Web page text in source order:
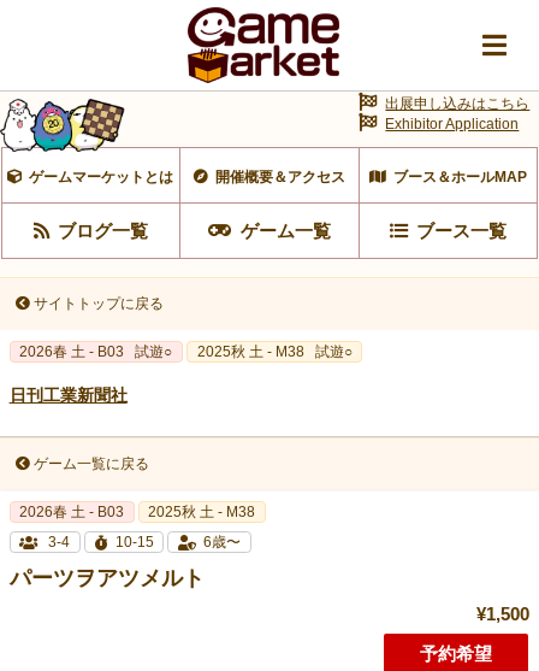
ゲームマーケットとは 開催概要＆アクセス ブース＆ホールMAP
ブログ一覧 ゲーム一覧 ブース一覧
出展申し込みはこちら
Exhibitor Application
サイトトップに戻る
2026春 土 - B03 試遊○ 2025秋 土 - M38 試遊○
日刊工業新聞社
ゲーム一覧に戻る
2026春 土 - B03
2025秋 土 - M38
3-4
10-15 6歳〜
パーツヲアツメルト
¥1,500
予約希望